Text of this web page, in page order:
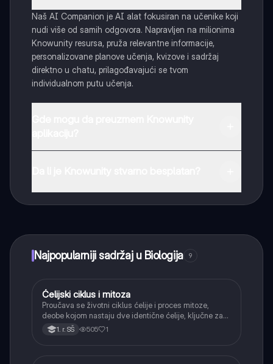
Naš AI Companion je AI alat fokusiran na učenike koji
nudi više od samih odgovora. Napravljen na milionima
Knowunity resursa, pruža relevantne informacije,
personalizovane planove učenja, kvizove i sadržaj
direktno u chatu, prilagođavajući se tvom
individualnom putu učenja.
Najpopularniji sadržaj u Biologija 9
Biologija
Ćelijski ciklus i mitoza
Proučava se životni ciklus ćelije i proces mitoze,
deobe kojom nastaju dve identične ćelije, ključne za
rast i obnavljanje tkiva.
1. r. SŠ 505 1